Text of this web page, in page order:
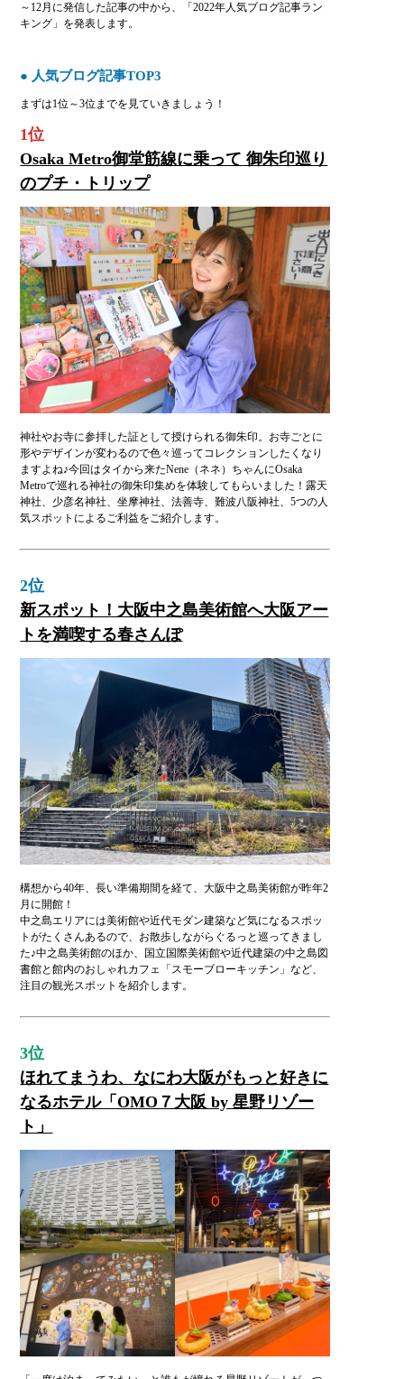
～12月に発信した記事の中から、「2022年人気ブログ記事ラン
キング」を発表します。
● 人気ブログ記事TOP3
まずは1位～3位までを見ていきましょう！
1位
Osaka Metro御堂筋線に乗って 御朱印巡り
のプチ・トリップ
神社やお寺に参拝した証として授けられる御朱印。お寺ごとに
形やデザインが変わるので色々巡ってコレクションしたくなり
ますよね♪今回はタイから来たNene（ネネ）ちゃんにOsaka
Metroで巡れる神社の御朱印集めを体験してもらいました！露天
神社、少彦名神社、坐摩神社、法善寺、難波八阪神社、5つの人
気スポットによるご利益をご紹介します。
2位
新スポット！大阪中之島美術館へ大阪アー
トを満喫する春さんぽ
構想から40年、長い準備期間を経て、大阪中之島美術館が昨年2
月に開館！
中之島エリアには美術館や近代モダン建築など気になるスポッ
トがたくさんあるので、お散歩しながらぐるっと巡ってきまし
た♪中之島美術館のほか、国立国際美術館や近代建築の中之島図
書館と館内のおしゃれカフェ「スモーブローキッチン」など、
注目の観光スポットを紹介します。
3位
ほれてまうわ、なにわ大阪がもっと好きに
なるホテル「OMO７大阪 by 星野リゾー
ト」